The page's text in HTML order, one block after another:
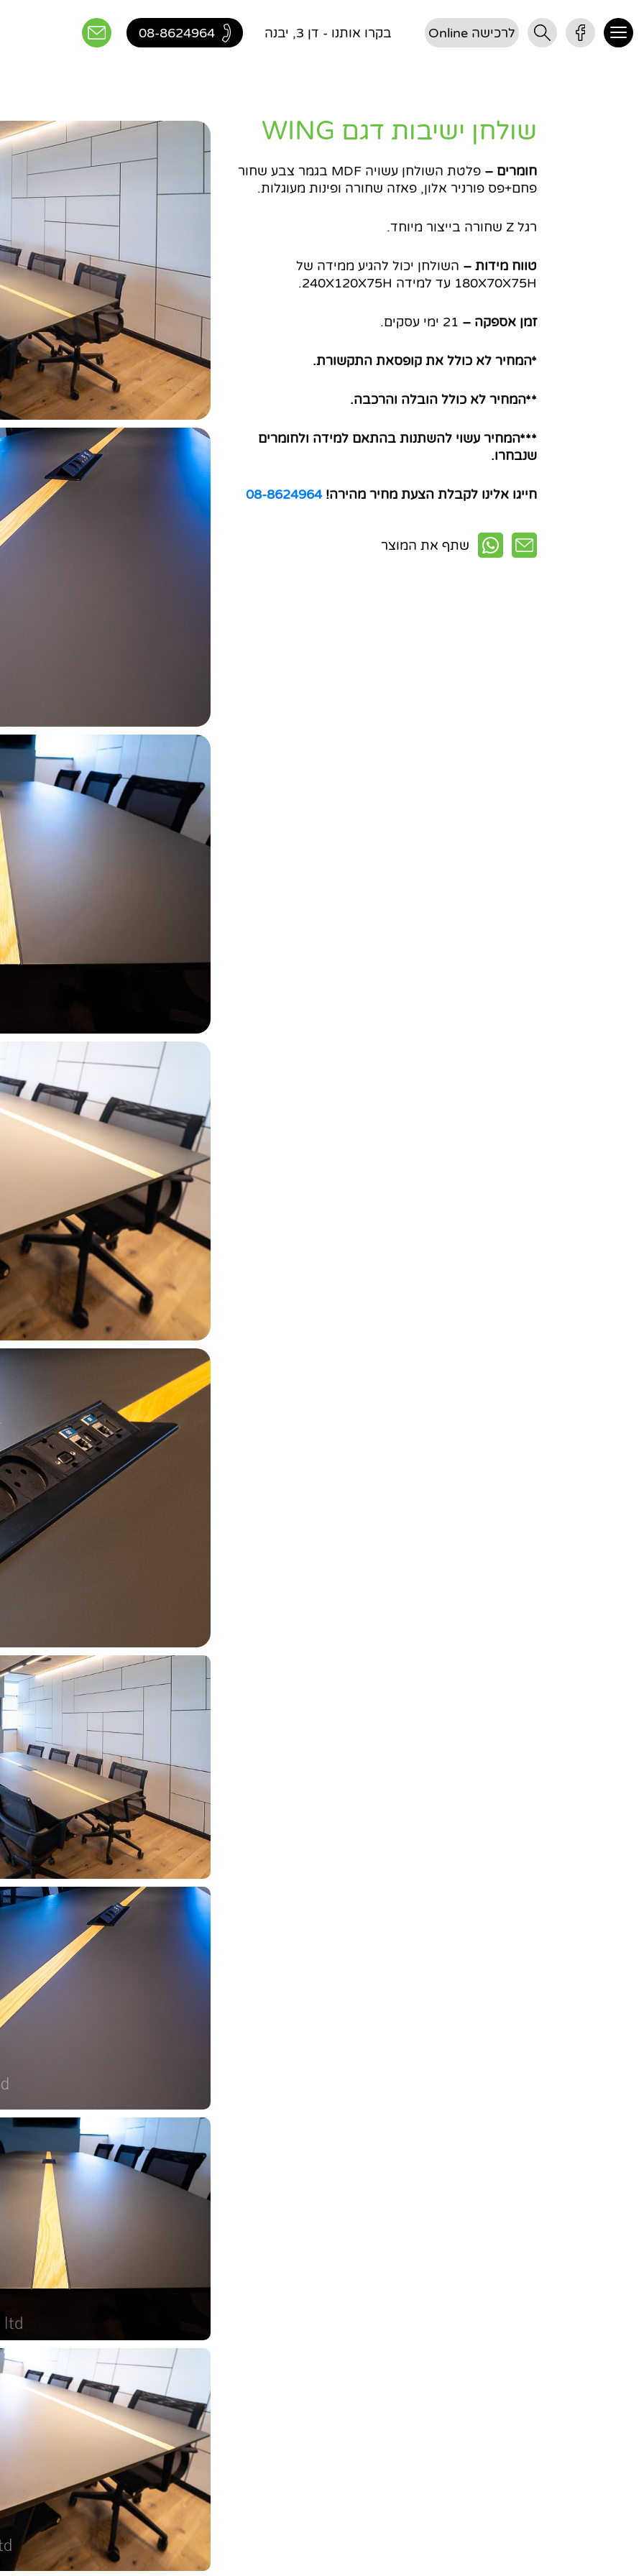
לרכישה Online בקרו אותנו - דן 3, יבנה 08-8624964
חפשו
שולחן ישיבות דגם WING
חומרים –
פלטת השולחן עשויה MDF בגמר צבע שחור
פחם+פס פורניר אלון, פאזה שחורה ופינות מעוגלות.
רגל Z שחורה בייצור מיוחד.
טווח מידות – השולחן יכול להגיע ממידה של
180X70X75H עד למידה 240X120X75H.
זמן אספקה –
*המחיר לא כולל את קופסאת התקשורת.
**המחיר לא כולל הובלה והרכבה.
***המחיר עשוי להשתנות בהתאם למידה ולחומרים
שנבחרו.
חייגו אלינו לקבלת הצעת מחיר מהירה!08-8624964
שתף את המוצר